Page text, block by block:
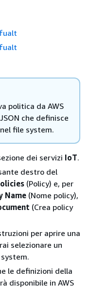
politica da AWS
che definisce
file system.
dei servizi IoT.
destro del
(Policy) e, per
Name (Nome policy),
(Crea policy
per aprire una
selezionare un
le definizioni della
disponibile in AWS